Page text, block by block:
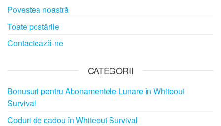
Povestea noastră
Toate postările
Contactează-ne
CATEGORII
Bonusuri pentru Abonamentele Lunare în Whiteout
Survival
Coduri de cadou în Whiteout Survival